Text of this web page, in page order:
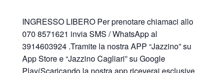
INGRESSO LIBERO Per prenotare chiamaci allo
070 8571621 invia SMS / WhatsApp al
3914603924 .Tramite la nostra APP “Jazzino” su
App Store e “Jazzino Cagliari” su Google